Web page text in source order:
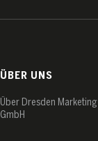
ÜBER UNS
Über Dresden Marketing
GmbH